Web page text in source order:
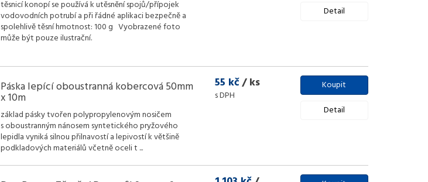
těsnicí konopí se používá k utěsnění spojů/přípojek
vodovodních potrubí a při řádné aplikaci bezpečně a
spolehlivě těsní hmotnost: 100 g Vyobrazené foto
může být pouze ilustrační.
Detail
Páska lepící oboustranná kobercová 50mm
x 10m
základ pásky tvořen polypropylenovým nosičem
s oboustranným nánosem syntetického pryžového
lepidla vyniká silnou přilnavostí a lepivostí k většině
podkladových materiálů včetně oceli t ...
55 kč/ ks
s DPH
Koupit
Detail